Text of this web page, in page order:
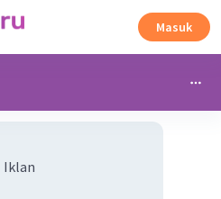
Masuk
Iklan